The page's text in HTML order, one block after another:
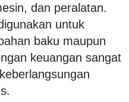
dan peralatan.
untuk
baku maupun
keuangan sangat